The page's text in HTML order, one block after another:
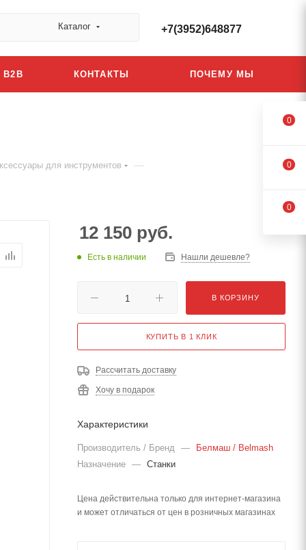
Каталог +7(3952)648877
B2B КОНТАКТЫ ПОЧЕМУ МЫ
для инструментов —
12 150 руб.
Есть в наличии Нашли дешевле?
В КОРЗИНУ
КУПИТЬ В 1 КЛИК
Рассчитать доставку
Хочу в подарок
Характеристики
Производитель / Бренд —
Белмаш / Belmash
Назначение — Станки
Цена действительна только для интернет-магазина
и может отличаться от цен в розничных магазинах
0
0
0